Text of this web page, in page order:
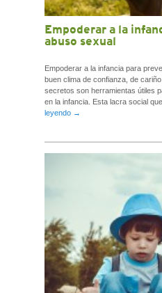
Empoderar a la
abuso sexual
Empoderar a la infancia para
buen clima de confianza, de
secretos son herramientas útiles
en la infancia. Esta lacra social
leyendo →